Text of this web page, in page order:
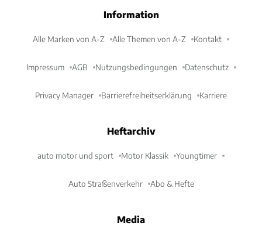
Information
Alle Marken von A-Z Alle Themen von A-Z Kontakt
Impressum AGB Nutzungsbedingungen Datenschutz
Privacy Manager Barrierefreiheitserklärung Karriere
Heftarchiv
auto motor und sport Motor Klassik Youngtimer
Auto Straßenverkehr Abo & Hefte
Media